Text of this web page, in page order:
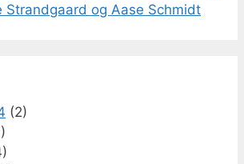
Strandgaard og Aase Schmidt
(2)